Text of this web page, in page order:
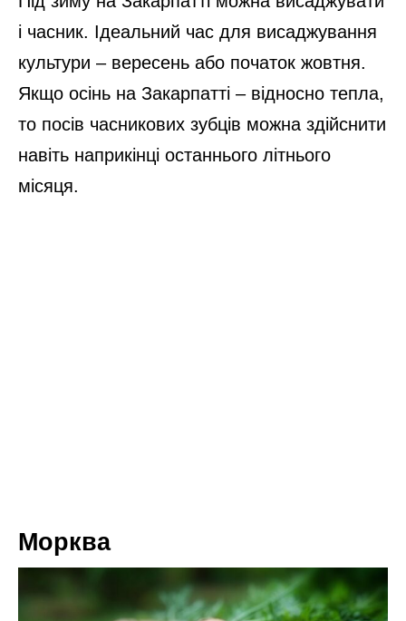
і часник. Ідеальний час для висаджування
культури – вересень або початок жовтня.
Якщо осінь на Закарпатті – відносно тепла,
то посів часникових зубців можна здійснити
навіть наприкінці останнього літнього
місяця.
Морква